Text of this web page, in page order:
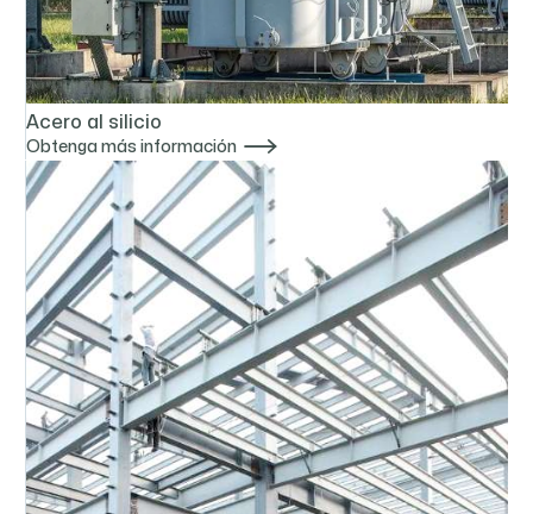
Acero al silicio
Obtenga más información 